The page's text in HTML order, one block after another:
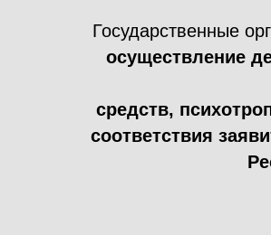
Государственные
осуществление
средств,
соответствия